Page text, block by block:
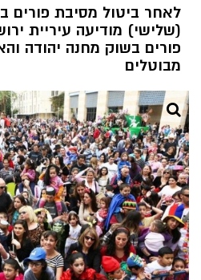
לאחר ביטול מסיבת פורים
(שלישי) מודיעה עיריית
פורים בשוק מחנה יהודה
מבוטלים